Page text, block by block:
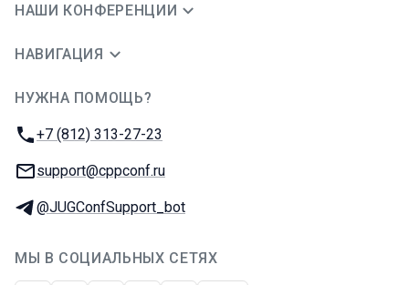
НАШИ КОНФЕРЕНЦИИ
НАВИГАЦИЯ
НУЖНА ПОМОЩЬ?
Телефон:
+7 (812) 313-27-23
E-mail:
support@cppconf.ru
Телеграм:
@JUGConfSupport_bot
МЫ В СОЦИАЛЬНЫХ СЕТЯХ